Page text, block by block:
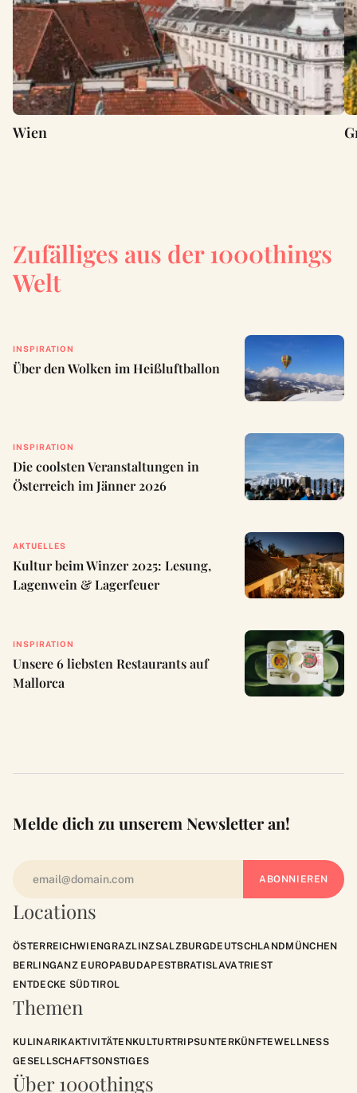
Wien
Zufälliges aus der 1000things
Welt
INSPIRATION
Über den Wolken im Heißluftballon
INSPIRATION
Die coolsten Veranstaltungen in
Österreich im Jänner 2026
AKTUELLES
Kultur beim Winzer 2025: Lesung,
Lagenwein & Lagerfeuer
INSPIRATION
Unsere 6 liebsten Restaurants auf
Mallorca
Locations
ÖSTERREICHWIENGRAZLINZSALZBURGDEUTSCHLANDMÜNCHEN
BERLINGANZ EUROPABUDAPESTBRATISLAVATRIEST
ENTDECKE SÜDTIROL
Themen
KULINARIKAKTIVITÄTENKULTURTRIPSUNTERKÜNFTEWELLNESS
GESELLSCHAFTSONSTIGES
Über 1000things
Melde dich zu unserem Newsletter an!